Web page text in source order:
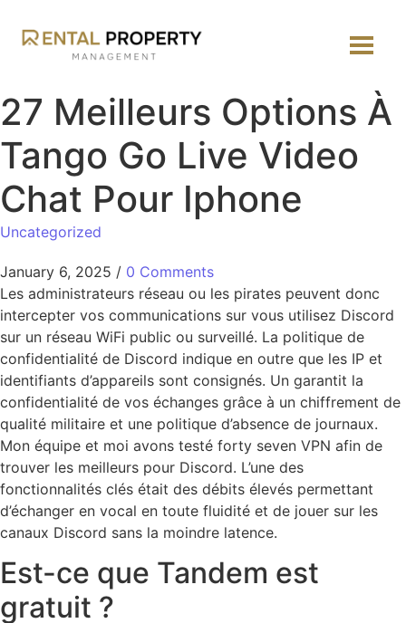
27 Meilleurs Options À
Tango Go Live Video
Chat Pour Iphone
Uncategorized
January 6, 2025 / 0 Comments
Les administrateurs réseau ou les pirates peuvent donc
intercepter vos communications sur vous utilisez Discord
sur un réseau WiFi public ou surveillé. La politique de
confidentialité de Discord indique en outre que les IP et
identifiants d’appareils sont consignés. Un garantit la
confidentialité de vos échanges grâce à un chiffrement de
qualité militaire et une politique d’absence de journaux.
Mon équipe et moi avons testé forty seven VPN afin de
trouver les meilleurs pour Discord. L’une des
fonctionnalités clés était des débits élevés permettant
d’échanger en vocal en toute fluidité et de jouer sur les
canaux Discord sans la moindre latence.
Est-ce que Tandem est
gratuit ?